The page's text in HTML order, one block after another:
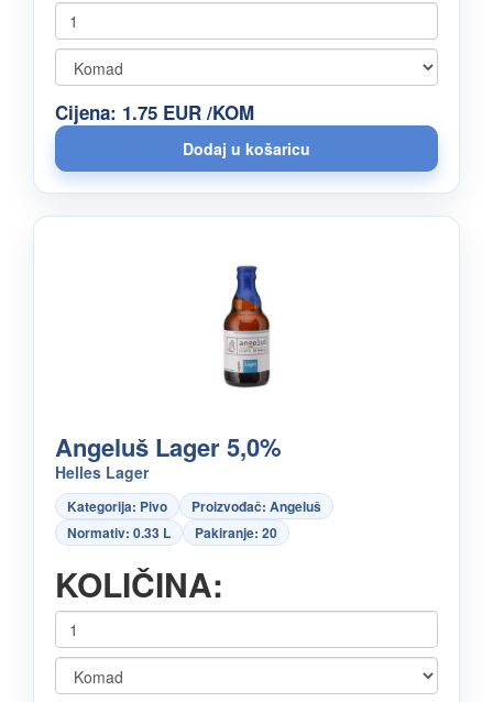
Cijena: 1.75 EUR /KOM
Angeluš Lager 5,0%
Helles Lager
Kategorija: Pivo
Proizvođač: Angeluš
Normativ: 0.33 L
Pakiranje: 20
KOLIČINA: